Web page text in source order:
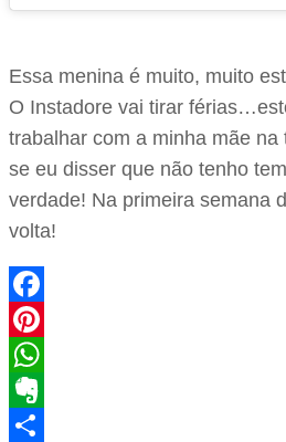
Essa menina é muito, muito
O Instadore vai tirar
trabalhar com a minha mãe
se eu disser que não tenho
verdade! Na primeira semana
volta!
Facebook
Pinterest
WhatsApp
Evernote